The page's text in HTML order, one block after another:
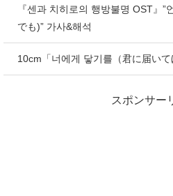
『센과 치히로의 행방불명 OST』
でも)” 가사&해석
10cm「너에게 닿기를（君に届い
スポンサー